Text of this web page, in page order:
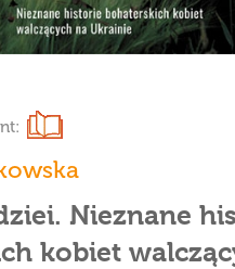
Nieznane
kobiet